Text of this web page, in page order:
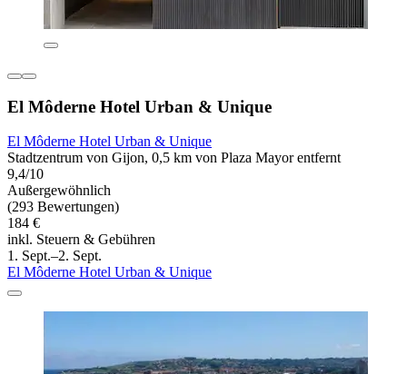
El Môderne Hotel Urban & Unique
El Môderne Hotel Urban & Unique
Stadtzentrum von Gijon, 0,5 km von Plaza Mayor entfernt
9,4/10
Außergewöhnlich
(293 Bewertungen)
184 €
inkl. Steuern & Gebühren
1. Sept.–2. Sept.
El Môderne Hotel Urban & Unique